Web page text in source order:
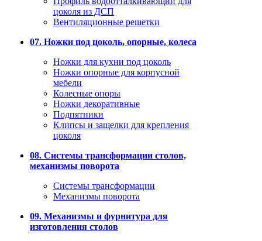
цоколя из ДСП
Вентиляционные решетки
07. Ножки под цоколь, опорные, колеса
Ножки для кухни под цоколь
Ножки опорные для корпусной
мебели
Колесные опоры
Ножки декоративные
Подпятники
Клипсы и защелки для крепления
цоколя
08. Системы трансформации столов,
механизмы поворота
Системы трансформации
Механизмы поворота
09. Механизмы и фурнитура для
изготовления столов